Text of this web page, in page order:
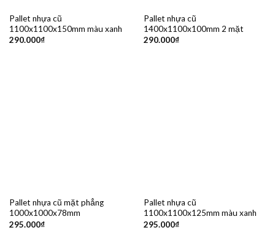
Pallet nhựa cũ
1100x1100x150mm màu xanh
290.000₫
Pallet nhựa cũ
1400x1100x100mm 2 mặt
290.000₫
Pallet nhựa cũ mặt phẳng
1000x1000x78mm
295.000₫
Pallet nhựa cũ
1100x1100x125mm màu xanh
295.000₫